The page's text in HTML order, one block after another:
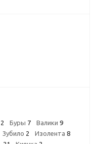
2 Буры 7 Валики 9
Зубило 2 Изолента 8